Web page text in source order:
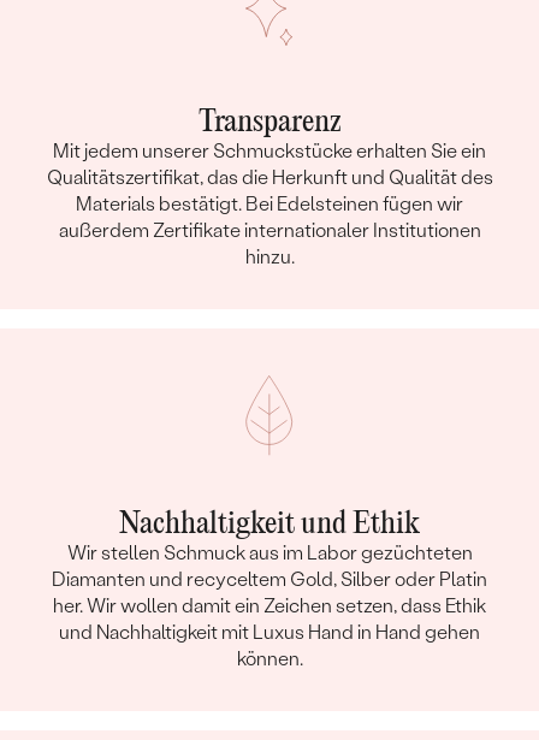
Transparenz
Mit jedem unserer Schmuckstücke erhalten Sie ein
Qualitätszertifikat, das die Herkunft und Qualität des
Materials bestätigt. Bei Edelsteinen fügen wir
außerdem Zertifikate internationaler Institutionen
hinzu.
Nachhaltigkeit und Ethik
Wir stellen Schmuck aus im Labor gezüchteten
Diamanten und recyceltem Gold, Silber oder Platin
her. Wir wollen damit ein Zeichen setzen, dass Ethik
und Nachhaltigkeit mit Luxus Hand in Hand gehen
können.